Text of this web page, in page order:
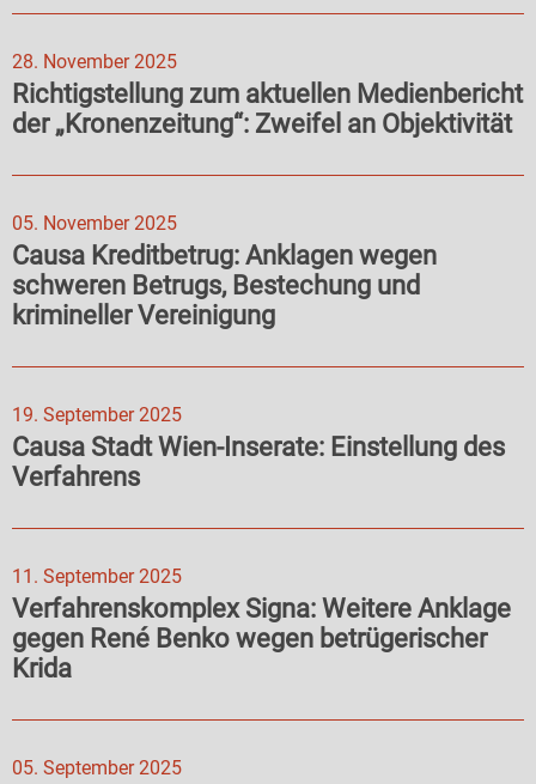
28. November 2025
Richtigstellung zum aktuellen Medienbericht
der „Kronenzeitung“: Zweifel an Objektivität
05. November 2025
Causa Kreditbetrug: Anklagen wegen
schweren Betrugs, Bestechung und
krimineller Vereinigung
19. September 2025
Causa Stadt Wien-Inserate: Einstellung des
Verfahrens
11. September 2025
Verfahrenskomplex Signa: Weitere Anklage
gegen René Benko wegen betrügerischer
Krida
05. September 2025